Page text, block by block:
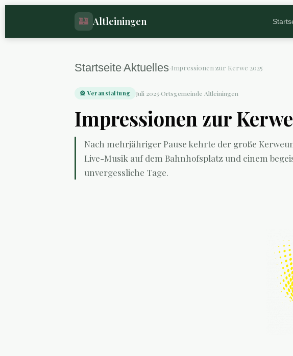
🏰 Altleiningen
StartseiteAktuelles Impressionen zur Kerwe 2025
🎡 Veranstaltung Juli 2025·Ortsgemeinde Altleiningen
Impressionen zur
Nach mehrjähriger Pause kehrte der große
Live-Musik auf dem Bahnhofsplatz und einem
unvergessliche Tage.